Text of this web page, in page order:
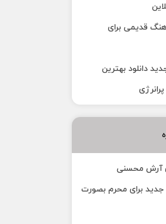
قدیمی برای
دانلود بهترین
آرش محسنی
جدید برای محرم بصورت